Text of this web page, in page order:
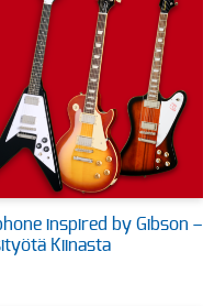
inspired by Gibson –
Kiinasta